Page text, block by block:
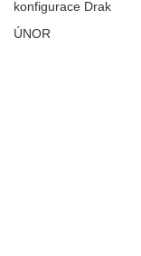
konfigurace Drak
ÚNOR